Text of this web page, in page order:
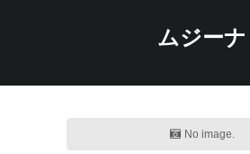
ムジーナ
No image.